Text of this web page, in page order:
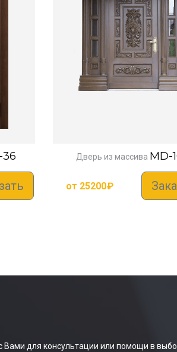
36 Дверь из массива MD-
от 25200₽
для консультации или помощи в